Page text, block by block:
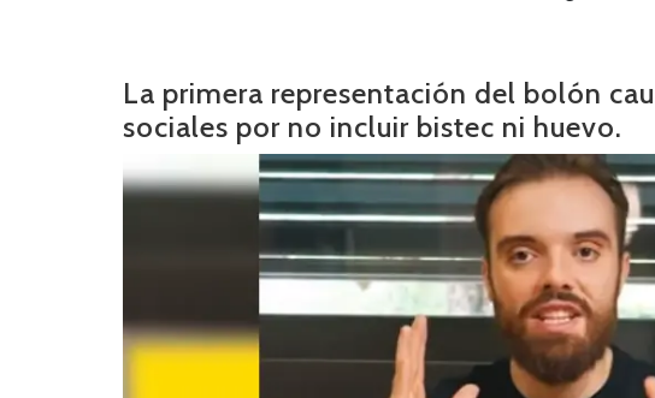
La primera representación del bolón
sociales por no incluir bistec ni huevo.